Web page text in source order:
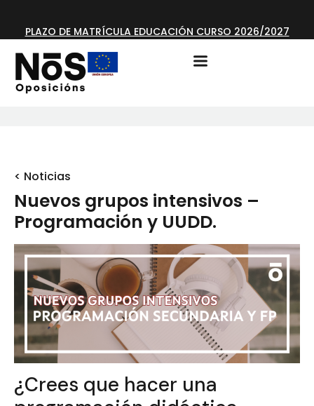
< Noticias
Nuevos grupos intensivos –
Programación y UUDD.
¿Crees que hacer una